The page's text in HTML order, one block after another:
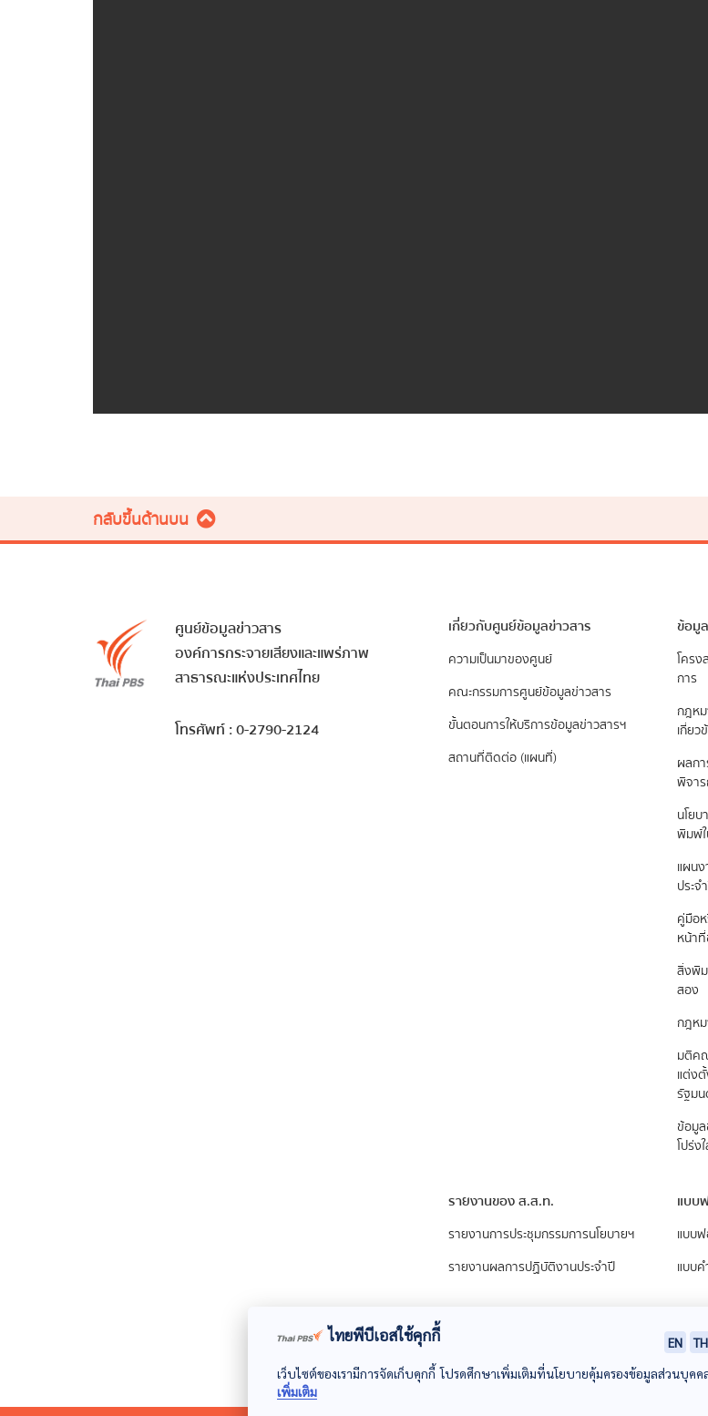
กลับขึ้นด้านบน
ศูนย์ข้อมูลข่าวสาร
องค์การกระจายเสียงและแพร่ภาพ
สาธารณะแห่งประเทศไทย
โทรศัพท์ : 0-2790-2124
เกี่ยวกับศูนย์ข้อมูลข่าวสาร
ความเป็นมาของศูนย์
คณะกรรมการศูนย์ข้อมูลข่าวสาร
ขั้นตอนการให้บริการข้อมูลข่าวสารฯ
สถานที่ติดต่อ (แผนที่)
ข้อมู
โครง
การ
กฎห
เกี่ยว
ผลก
พิจา
นโย
พิมพ์ใ
แผน
ประ
คู่มือ
หน้า
สิ่งพิ
สอง
กฎห
มติค
แต่ง
รัฐม
ข้อมู
โปร่ง
รายงานของ ส.ส.ท.
รายงานการประชุมกรรมการนโยบายฯ
รายงานผลการปฏิบัติงานประจำปี
แบบ
แบบฟ
แบบ
ไทยพีบีเอสใช้คุกกี้ EN
TH
เว็บไซต์ของเรามีการจัดเก็บคุกกี้ โปรดศึกษาเพิ่มเติมที่นโยบายคุ้มครองข้อมูลส่วนบุคค
เพิ่มเติม